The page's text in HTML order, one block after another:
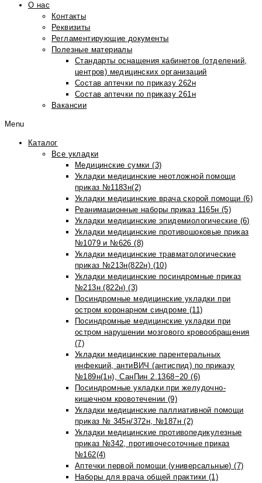
О нас
Контакты
Реквизиты
Регламентирующие документы
Полезные материалы
Стандарты оснащения кабинетов (отделений,
центров) медицинских организаций
Состав аптечки по приказу 262н
Состав аптечки по приказу 261н
Вакансии
Menu
Каталог
Все укладки
Медицинские сумки (3)
Укладки медицинские неотложной помощи
приказ №1183н(2)
Укладки медицинские врача скорой помощи (6)
Реанимационные наборы приказ 1165н (5)
Укладки медицинские эпидемиологические (6)
Укладки медицинские противошоковые приказ
№1079 и №626 (8)
Укладки медицинские травматологические
приказ №213н(822н) (10)
Укладки медицинские посиндромные приказ
№213н (822н) (3)
Посиндромные медицинские укладки при
остром коронарном синдроме (11)
Посиндромные медицинские укладки при
остром нарушении мозгового кровообращения
(7)
Укладки медицинские парентеральных
инфекций, антиВИЧ (антиспид) по приказу
№189н(1н), СанПин 2.1368−20 (6)
Посиндромные укладки при желудочно-
кишечном кровотечении (9)
Укладки медицинские паллиативной помощи
приказ № 345н/372н, №187н (2)
Укладки медицинские противопедикулезные
приказ №342, противочесоточные приказ
№162(4)
Аптечки первой помощи (универсальные) (7)
Наборы для врача общей практики (1)